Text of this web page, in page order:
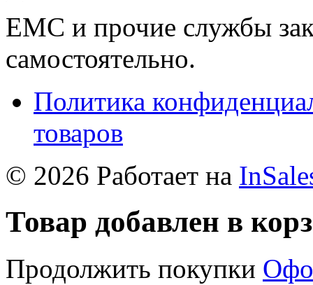
ЕМС и прочие службы
самостоятельно.
Политика
товаров
© 2026 Работает на
Товар добавлен в
Продолжить покупки